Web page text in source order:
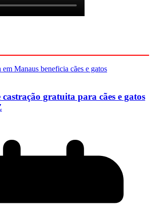
castração gratuita para cães e gatos